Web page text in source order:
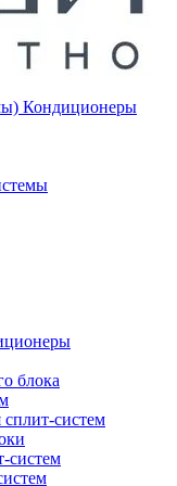
Кондиционеры
блока
систем
систем